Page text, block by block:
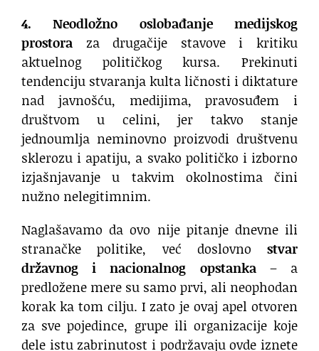
4.
Neodložno oslobađanje medijskog
prostora za drugačije stavove i kritiku
aktuelnog političkog kursa. Prekinuti
tendenciju stvaranja kulta ličnosti i diktature
nad javnošću, medijima, pravosuđem i
društvom u celini, jer takvo stanje
jednoumlja neminovno proizvodi društvenu
sklerozu i apatiju, a svako političko i izborno
izjašnjavanje u takvim okolnostima čini
nužno nelegitimnim.
Naglašavamo da ovo nije pitanje dnevne ili
stranačke politike, već doslovno stvar
državnog i nacionalnog opstanka– a
predložene mere su samo prvi, ali neophodan
korak ka tom cilju. I zato je ovaj apel otvoren
za sve pojedince, grupe ili organizacije koje
dele istu zabrinutost i podržavaju ovde iznete